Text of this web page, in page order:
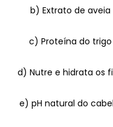
b) Extrato de aveia
c) Proteína do trigo
d) Nutre e hidrata os
e) pH natural do